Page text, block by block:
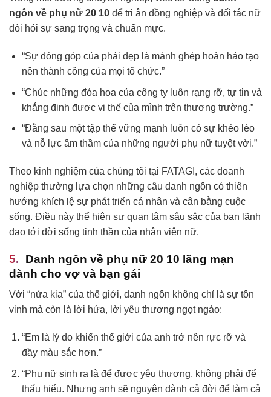
ngôn về phụ nữ 20 10 để tri ân đồng nghiệp và đối tác nữ
đòi hỏi sự sang trọng và chuẩn mực.
“Sự đóng góp của phái đẹp là mảnh ghép hoàn hảo tạo
nên thành công của mọi tổ chức.”
“Chúc những đóa hoa của công ty luôn rạng rỡ, tự tin và
khẳng định được vị thế của mình trên thương trường.”
“Đằng sau một tập thể vững mạnh luôn có sự khéo léo
và nỗ lực âm thầm của những người phụ nữ tuyệt vời.”
Theo kinh nghiệm của chúng tôi tại FATAGI, các doanh
nghiệp thường lựa chọn những câu danh ngôn có thiên
hướng khích lệ sự phát triển cá nhân và cân bằng cuộc
sống. Điều này thể hiện sự quan tâm sâu sắc của ban lãnh
đạo tới đời sống tinh thần của nhân viên nữ.
Danh ngôn về phụ nữ 20 10 lãng mạn
dành cho vợ và bạn gái
Với “nửa kia” của thế giới, danh ngôn không chỉ là sự tôn
vinh mà còn là lời hứa, lời yêu thương ngọt ngào:
“Em là lý do khiến thế giới của anh trở nên rực rỡ và
đầy màu sắc hơn.”
“Phụ nữ sinh ra là để được yêu thương, không phải để
thấu hiểu. Nhưng anh sẽ nguyện dành cả đời để làm cả